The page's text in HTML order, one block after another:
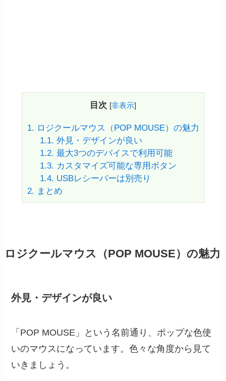
目次 [非表示]
1. ロジクールマウス（POP MOUSE）の魅力
1.1. 外見・デザインが良い
1.2. 最大3つのデバイスで利用可能
1.3. カスタマイズ可能な専用ボタン
1.4. USBレシーバーは別売り
2. まとめ
ロジクールマウス（POP MOUSE）の魅力
外見・デザインが良い
「POP MOUSE」という名前通り、ポップな色使
いのマウスになっています。色々な角度から見て
いきましょう。